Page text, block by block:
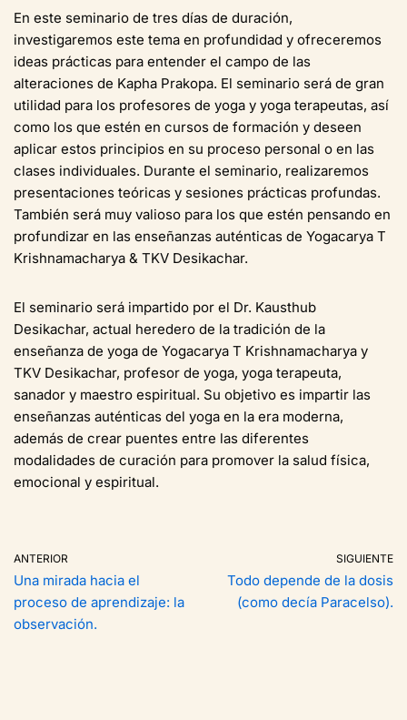
En este seminario de tres días de duración,
investigaremos este tema en profundidad y ofreceremos
ideas prácticas para entender el campo de las
alteraciones de Kapha Prakopa. El seminario será de gran
utilidad para los profesores de yoga y yoga terapeutas, así
como los que estén en cursos de formación y deseen
aplicar estos principios en su proceso personal o en las
clases individuales. Durante el seminario, realizaremos
presentaciones teóricas y sesiones prácticas profundas.
También será muy valioso para los que estén pensando en
profundizar en las enseñanzas auténticas de Yogacarya T
Krishnamacharya & TKV Desikachar.
El seminario será impartido por el Dr. Kausthub
Desikachar, actual heredero de la tradición de la
enseñanza de yoga de Yogacarya T Krishnamacharya y
TKV Desikachar, profesor de yoga, yoga terapeuta,
sanador y maestro espiritual. Su objetivo es impartir las
enseñanzas auténticas del yoga en la era moderna,
además de crear puentes entre las diferentes
modalidades de curación para promover la salud física,
emocional y espiritual.
ANTERIOR
Una mirada hacia el
proceso de aprendizaje: la
observación.
SIGUIENTE
Todo depende de la dosis
(como decía Paracelso).